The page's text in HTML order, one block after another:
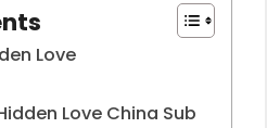
Love
Love China Sub